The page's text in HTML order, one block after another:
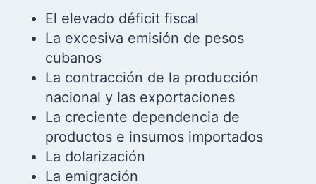
El elevado déficit fiscal
La excesiva emisión de pesos
cubanos
La contracción de la producción
nacional y las exportaciones
La creciente dependencia de
productos e insumos importados
La dolarización
La emigración